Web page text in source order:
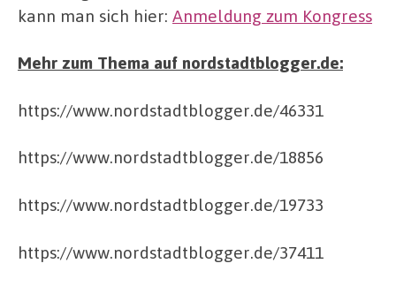
kann man sich hier: Anmeldung zum Kongress
Mehr zum Thema auf nordstadtblogger.de:
https://www.nordstadtblogger.de/46331
https://www.nordstadtblogger.de/18856
https://www.nordstadtblogger.de/19733
https://www.nordstadtblogger.de/37411